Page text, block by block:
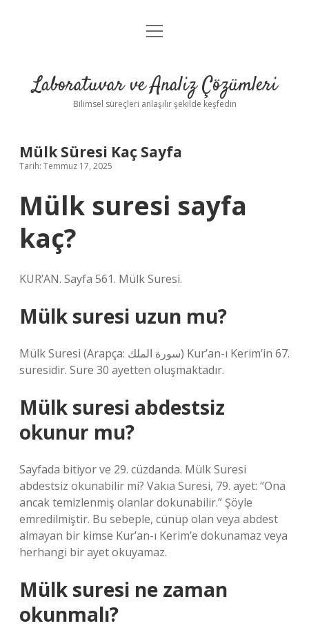
Anasayfa
Yasal Uyarı
menüyü
Laboratuvar ve Analiz Çözümleri
Bilimsel süreçleri anlaşılır şekilde keşfedin
Mülk Süresi Kaç Sayfa
Tarih: Temmuz 17, 2025
Mülk suresi sayfa
kaç?
KUR’AN. Sayfa 561. Mülk Suresi.
Mülk suresi uzun mu?
Mülk Suresi (Arapça: سورة الملك) Kur’an-ı Kerim’in 67.
suresidir. Sure 30 ayetten oluşmaktadır.
Mülk suresi abdestsiz
okunur mu?
Sayfada bitiyor ve 29. cüzdanda. Mülk Suresi
abdestsiz okunabilir mi? Vakıa Suresi, 79. ayet: “Ona
ancak temizlenmiş olanlar dokunabilir.” Şöyle
emredilmiştir. Bu sebeple, cünüp olan veya abdest
almayan bir kimse Kur’an-ı Kerim’e dokunamaz veya
herhangi bir ayet okuyamaz.
Mülk suresi ne zaman
okunmalı?